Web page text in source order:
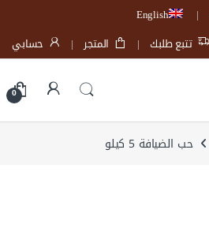
English
تتبع طلبك
المتجر حسابي
0
حب الضيافة 5 كيلو